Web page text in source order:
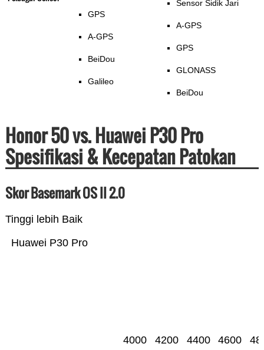
GPS
A-GPS
BeiDou
Galileo
Sensor Sidik Jari
A-GPS
GPS
GLONASS
BeiDou
Honor 50 vs. Huawei P30 Pro
Spesifikasi & Kecepatan Patokan
Skor Basemark OS II 2.0
Tinggi lebih Baik
Huawei P30 Pro
4000 4200 4400 4600